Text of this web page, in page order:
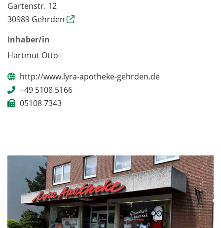
Gartenstr. 12
30989 Gehrden
Inhaber/in
Hartmut Otto
http://www.lyra-apotheke-gehrden.de
+49 5108 5166
05108 7343